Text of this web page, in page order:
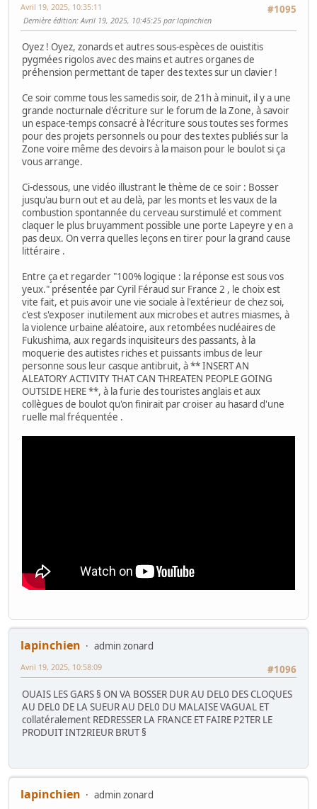
#1095
Avril 19, 2025, 10:35:11
Dernière édition: Avril 19, 2025, 10:45:25 par lapinchien
Oyez ! Oyez, zonards et autres sous-espèces de ouistitis
pygmées rigolos avec des mains et autres organes de
préhension permettant de taper des textes sur un clavier !
Ce soir comme tous les samedis soir, de 21h à minuit, il y a une
grande nocturnale d'écriture sur le forum de la Zone, à savoir
un espace-temps consacré à l'écriture sous toutes ses formes
pour des projets personnels ou pour des textes publiés sur la
Zone voire même des devoirs à la maison pour le boulot si ça
vous arrange.
Ci-dessous, une vidéo illustrant le thème de ce soir : Bosser
jusqu'au burn out et au delà, par les monts et les vaux de la
combustion spontannée du cerveau surstimulé et comment
claquer le plus bruyamment possible une porte Lapeyre y en a
pas deux. On verra quelles leçons en tirer pour la grand cause
littéraire .
Entre ça et regarder "100% logique : la réponse est sous vos
yeux." présentée par Cyril Féraud sur France 2 , le choix est
vite fait, et puis avoir une vie sociale à l'extérieur de chez soi,
c'est s'exposer inutilement aux microbes et autres miasmes, à
la violence urbaine aléatoire, aux retombées nucléaires de
Fukushima, aux regards inquisiteurs des passants, à la
moquerie des autistes riches et puissants imbus de leur
personne sous leur casque antibruit, à ** INSERT AN
ALEATORY ACTIVITY THAT CAN THREATEN PEOPLE GOING
OUTSIDE HERE **, à la furie des touristes anglais et aux
collègues de boulot qu'on finirait par croiser au hasard d'une
ruelle mal fréquentée .
lapinchien
admin zonard
#1096
Avril 19, 2025, 10:58:09
OUAIS LES GARS § ON VA BOSSER DUR AU DEL0 DES CLOQUES
AU DEL0 DE LA SUEUR AU DEL0 DU MALAISE VAGUAL ET
collatéralement REDRESSER LA FRANCE ET FAIRE P2TER LE
PRODUIT INT2RIEUR BRUT §
lapinchien
admin zonard